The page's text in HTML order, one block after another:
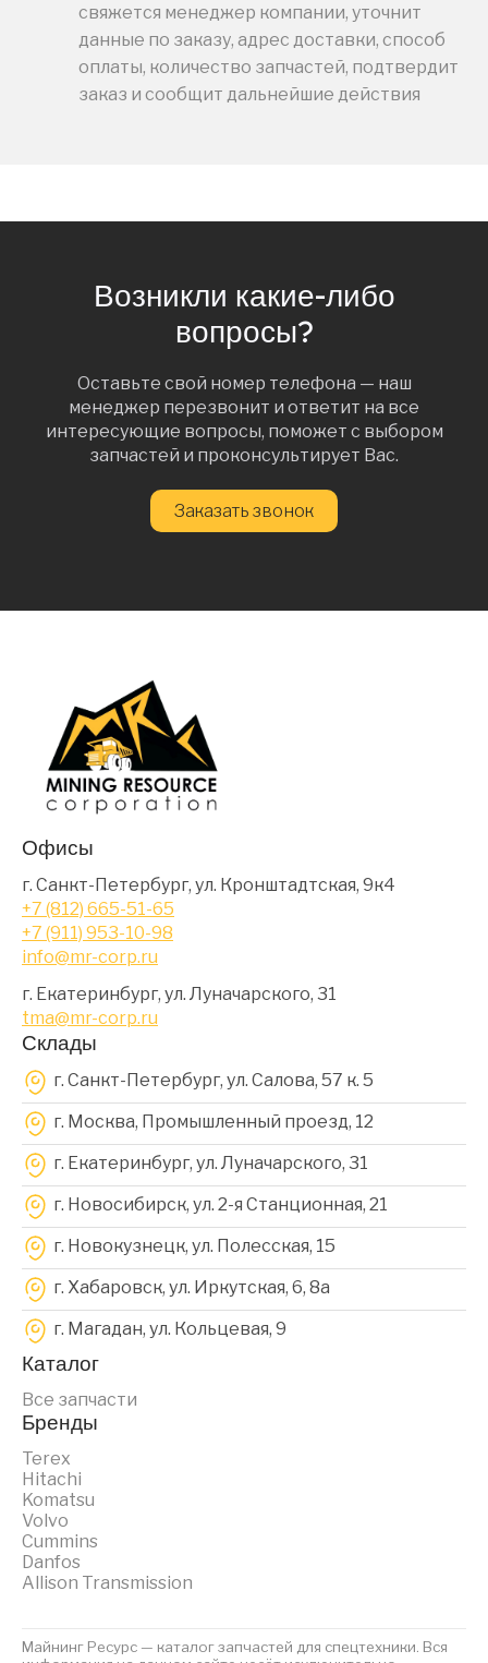
свяжется менеджер компании, уточнит
данные по заказу, адрес доставки, способ
оплаты, количество запчастей, подтвердит
заказ и сообщит дальнейшие действия
Возникли какие-либо
вопросы?
Оставьте свой номер телефона — наш
менеджер перезвонит и ответит на все
интересующие вопросы, поможет с выбором
запчастей и проконсультирует Вас.
Заказать звонок
Офисы
г. Санкт-Петербург, ул. Кронштадтская, 9к4
+7 (812) 665-51-65
+7 (911) 953-10-98
info@mr-corp.ru
г. Екатеринбург, ул. Луначарского, 31
tma@mr-corp.ru
Склады
г. Санкт-Петербург, ул. Салова, 57 к. 5
г. Москва, Промышленный проезд, 12
г. Екатеринбург, ул. Луначарского, 31
г. Новосибирск, ул. 2-я Станционная, 21
г. Новокузнецк, ул. Полесская, 15
г. Хабаровск, ул. Иркутская, 6, 8a
г. Магадан, ул. Кольцевая, 9
Каталог
Все запчасти
Бренды
Terex
Hitachi
Komatsu
Volvo
Cummins
Danfos
Allison Transmission
Майнинг Ресурс — каталог запчастей для спецтехники. Вся